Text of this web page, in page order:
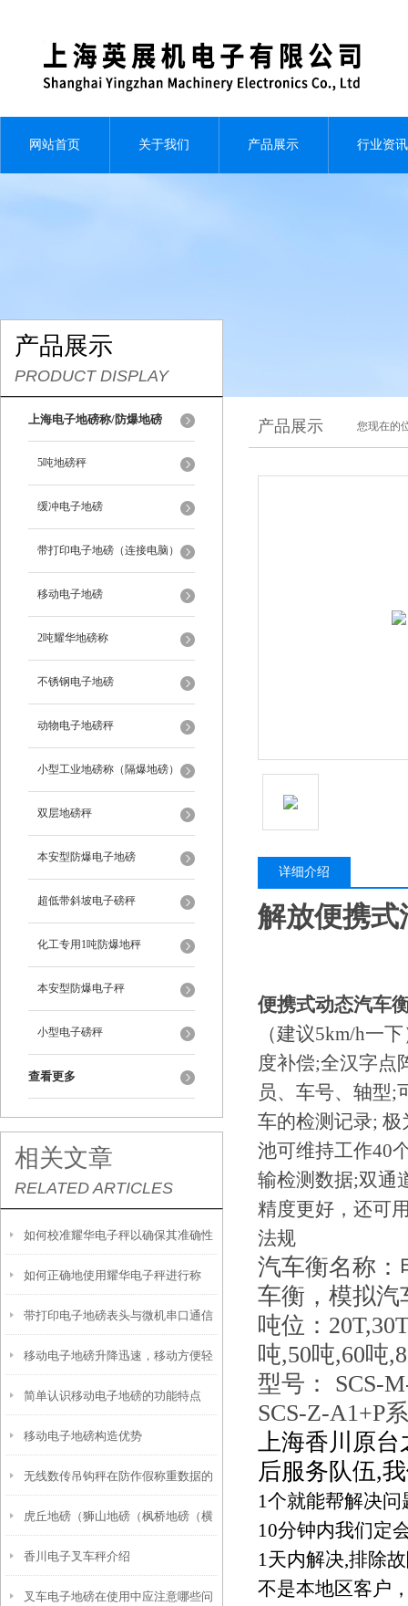
网站首页 关于我们 产品展示 行业资讯
产品展示
PRODUCT DISPLAY
上海电子地磅称/防爆地磅
5吨地磅秤
缓冲电子地磅
带打印电子地磅（连接电脑）
移动电子地磅
2吨耀华地磅称
不锈钢电子地磅
动物电子地磅秤
小型工业地磅称（隔爆地磅）
双层地磅秤
本安型防爆电子地磅
超低带斜坡电子磅秤
化工专用1吨防爆地秤
本安型防爆电子秤
小型电子磅秤
查看更多
相关文章
RELATED ARTICLES
如何校准耀华电子秤以确保其准确性
和稳定性？
如何正确地使用耀华电子秤进行称
重？
带打印电子地磅表头与微机串口通信
的经验
移动电子地磅升降迅速，移动方便轻
巧
简单认识移动电子地磅的功能特点
移动电子地磅构造优势
无线数传吊钩秤在防作假称重数据的
重大研究突破
虎丘地磅（狮山地磅（枫桥地磅（横
塘地磅）镇湖地磅）东渚地磅维修
香川电子叉车秤介绍
叉车电子地磅在使用中应注意哪些问
产品展示 您现在的
详细介绍
解放便携
便携式动态汽车
（建议5km/h一
度补偿;全汉字点
员、车号、轴型;
车的检测记录;
池可维持工作40
输检测数据;双通
精度更好，还可
法规
汽车衡名称：
车衡，模拟汽
吨位：
吨,50吨,60吨
型号： SCS-
SCS-Z-A1+P
上海香川原
后服务队伍,
1个就能帮解决问
10分钟内我们定
1天内解决,排除
不是本地区客户